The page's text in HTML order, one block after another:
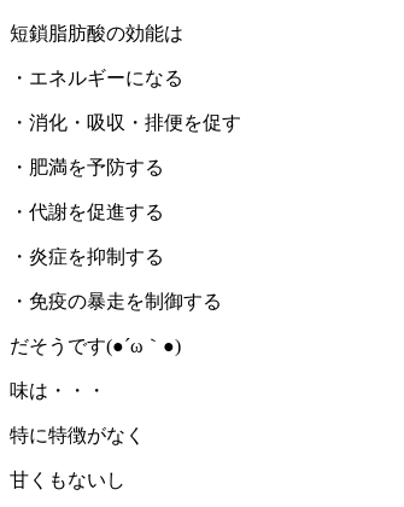
短鎖脂肪酸の効能は
・エネルギーになる
・消化・吸収・排便を促す
・肥満を予防する
・代謝を促進する
・炎症を抑制する
・免疫の暴走を制御する
だそうです(●´ω｀●)
味は・・・
特に特徴がなく
甘くもないし